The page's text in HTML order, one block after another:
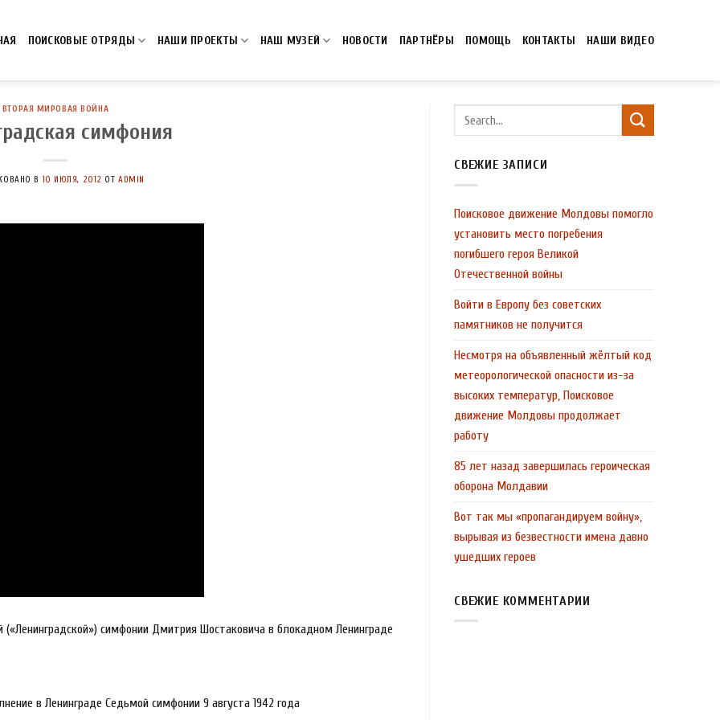
ПОИСКОВЫЕ ОТРЯДЫ НАШИ ПРОЕКТЫ НАШ МУЗЕЙ НОВОСТИ ПАРТНЁРЫ ПОМОЩЬ КОНТАКТЫ НАШИ ВИДЕО
ВТОРАЯ МИРОВАЯ ВОЙНА
симфония
В10 ИЮЛЯ, 2012 ОТADMIN
(«Ленинградской») симфонии Дмитрия Шостаковича в блокадном Ленинграде
в Ленинграде Седьмой симфонии 9 августа 1942 года
СВЕЖИЕ ЗАПИСИ
Поисковое движение Молдовы помогло
установить место погребения
погибшего героя Великой
Отечественной войны
Войти в Европу без советских
памятников не получится
Несмотря на объявленный жёлтый код
метеорологической опасности из-за
высоких температур, Поисковое
движение Молдовы продолжает
работу
85 лет назад завершилась героическая
оборона Молдавии
Вот так мы «пропагандируем войну»,
вырывая из безвестности имена давно
ушедших героев
СВЕЖИЕ КОММЕНТАРИИ